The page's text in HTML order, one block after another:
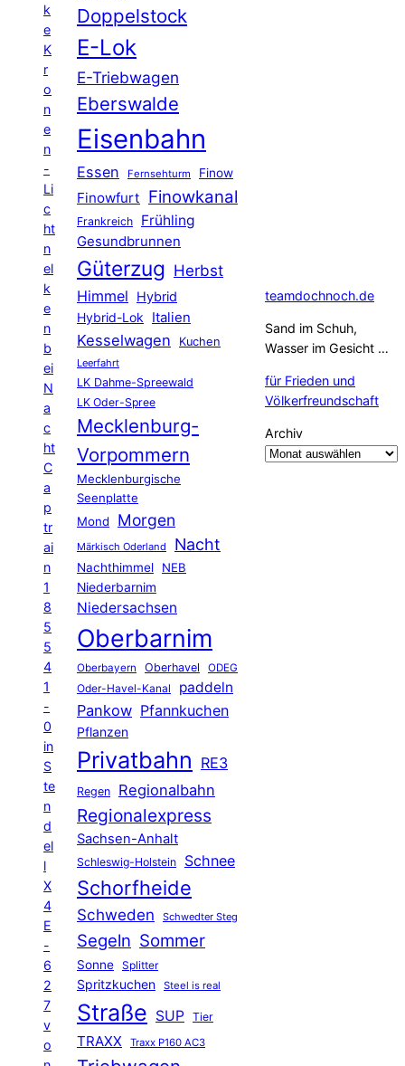
k
e
K
r
o
n
e
n
-
Li
c
ht
n
el
k
e
n
b
ei
N
a
c
ht
C
a
p
tr
ai
n
1
8
5
5
4
1
-
0
in
S
te
n
d
el
l
X
4
E
-
6
2
7
v
o
Doppelstock
E-Lok
E-Triebwagen
Eberswalde
Eisenbahn
Essen Fernsehturm Finow
Finowfurt Finowkanal
Frankreich Frühling
Gesundbrunnen
Güterzug Herbst
Himmel
Hybrid
Hybrid-Lok Italien
Kesselwagen Kuchen
Leerfahrt
LK Dahme-Spreewald
LK Oder-Spree
Mecklenburg-
Vorpommern
Mecklenburgische
Seenplatte
Mond
Morgen
Märkisch Oderland Nacht
Nachthimmel
NEB
Niederbarnim
Niedersachsen
Oberbarnim
Oberbayern Oberhavel ODEG
Oder-Havel-Kanal paddeln
Pankow Pfannkuchen
Pflanzen
Privatbahn RE3
Regen Regionalbahn
Regionalexpress
Sachsen-Anhalt
Schleswig-Holstein Schnee
Schorfheide
Schweden Schwedter Steg
Segeln Sommer
Sonne Splitter
Spritzkuchen Steel is real
Straße SUP Tier
TRAXX Traxx P160 AC3
teamdochnoch.de
Sand im Schuh,
Wasser im Gesicht …
für Frieden und
Völkerfreundschaft
Archiv